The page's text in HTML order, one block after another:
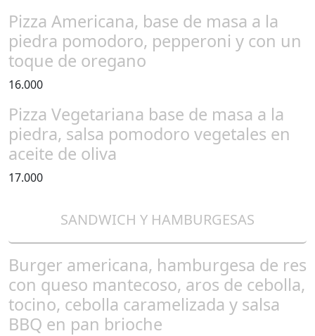
Pizza Americana, base de masa a la
piedra pomodoro, pepperoni y con un
toque de oregano
16.000
Pizza Vegetariana base de masa a la
piedra, salsa pomodoro vegetales en
aceite de oliva
17.000
SANDWICH Y HAMBURGESAS
Burger americana, hamburgesa de res
con queso mantecoso, aros de cebolla,
tocino, cebolla caramelizada y salsa
BBQ en pan brioche